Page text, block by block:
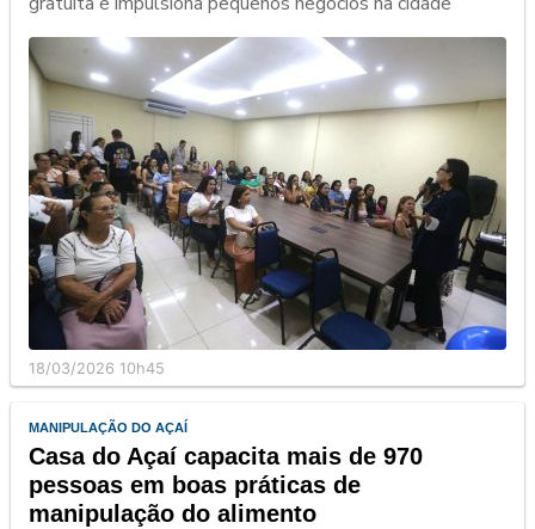
18/03/2026 10h45
MANIPULAÇÃO DO AÇAÍ
Casa do Açaí capacita mais de 970
pessoas em boas práticas de
manipulação do alimento